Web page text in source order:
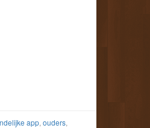
app, ouders,